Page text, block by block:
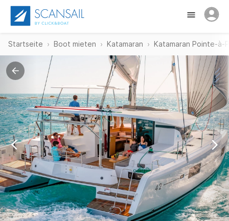
Startseite Boot mieten Katamaran Katamaran Pointe-à-